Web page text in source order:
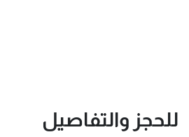
للحجز والتفاصيل